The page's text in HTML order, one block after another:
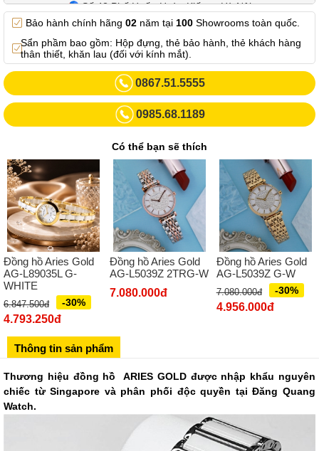
Số 42 Phố Huế - Hoàn Kiếm – Hà Nội
0982.769.887
Showroom 3: Số 87 Trương Định - Hai Bà Trưng - Hà Nội.
0969102552
Số 55 Trần Đăng Ninh – Cầu Giấy – Hà Nội
0963264832
02437836542
Số 8 Trần Duy Hưng - Cầu Giấy - Hà Nội
02432232319
Số 413 Quang Trung - Hà Đông - Hà Nội
02432127660
Số 273 Nguyễn Văn Cừ - Long Biên - Hà Nội
02439392490
Sô 580 Ngã tư Trường Chinh - Hà Nội
Số 28 Chùa Thông - Sơn Tây - Hà Nội
02437939481
Số 53 Trần Đăng Ninh - Cầu Giấy - Hà Nội
034 629 9090
Showroom 86: BH9A-SP.9A-63 Vinhomes Ocean Park 1, Dương
Xá, Gia Lâm, Thành phố Hà Nội
Bảo hành chính hãng 02 năm tại 100 Showrooms toàn quốc.
Sẩn phầm bao gồm: Hộp đựng, thẻ bảo hành, thẻ khách hàng
thân thiết, khăn lau (đối với kính mắt).
0867.51.5555
0985.68.1189
Có thể bạn sẽ thích
Đồng hồ Aries Gold
AG-L89035L G-
WHITE
6.847.500đ -30%
4.793.250đ
Đồng hồ Aries Gold
AG-L5039Z 2TRG-W
7.080.000đ
Đồng hồ Aries Gold
AG-L5039Z G-W
7.080.000đ -30%
4.956.000đ
Thông tin sản phẩm
Thương hiệu đồng hồ ARIES GOLD được nhập khẩu nguyên
chiếc từ Singapore và phân phối độc quyền tại Đăng Quang
Watch.